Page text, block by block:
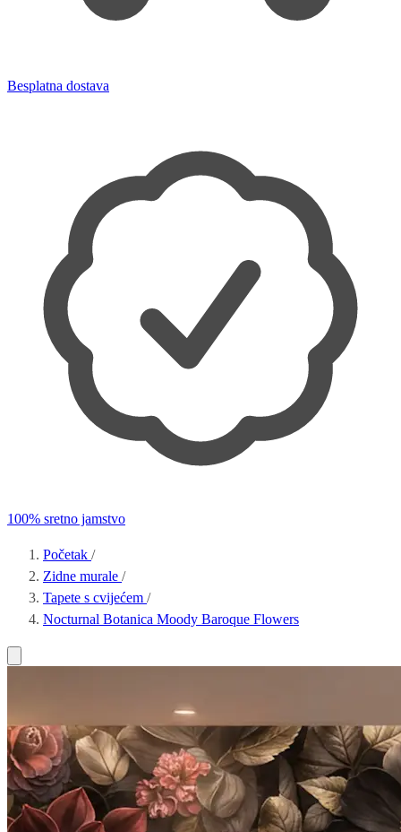
Besplatna dostava
100% sretno jamstvo
Početak /
Zidne murale /
Tapete s cvijećem /
Nocturnal Botanica Moody Baroque Flowers